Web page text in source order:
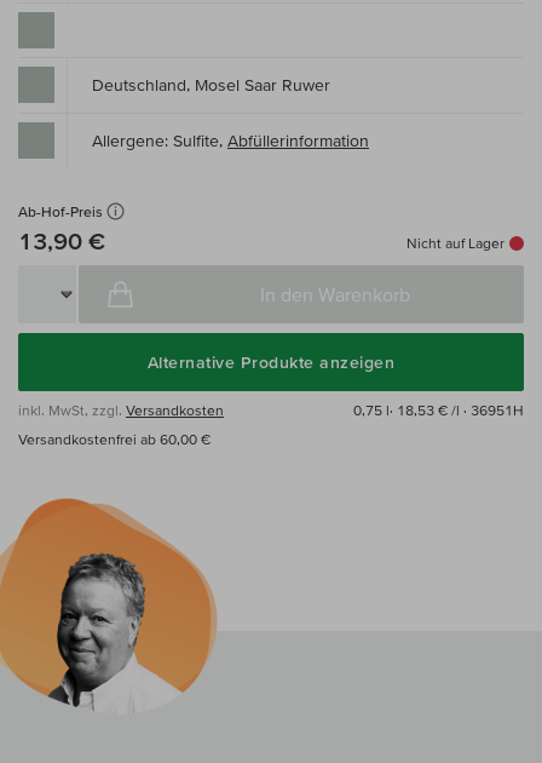
Deutschland, Mosel Saar Ruwer
Allergene: Sulfite, Abfüllerinformation
Ab-Hof-Preis
13,90 € Nicht auf Lager
In den Warenkorb
Alternative Produkte anzeigen
inkl. MwSt, zzgl. Versandkosten 0,75 l· 18,53 € /l · 36951H
Versandkostenfrei ab 60,00 €